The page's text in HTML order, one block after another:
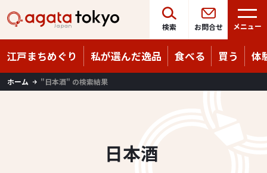
検索 お問合せ メニュー
江戸まちめぐり 私が選んだ逸品 食べる 買う 体
08/06（木）
Language
ホーム "日本酒" の検索結果
日本酒